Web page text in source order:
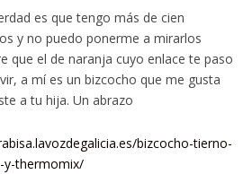
es que tengo más de cien
y no puedo ponerme a mirarlos
que el de naranja cuyo enlace te paso
a mí es un bizcocho que me gusta
a tu hija. Un abrazo
bizcocho-tierno-
y-thermomix/